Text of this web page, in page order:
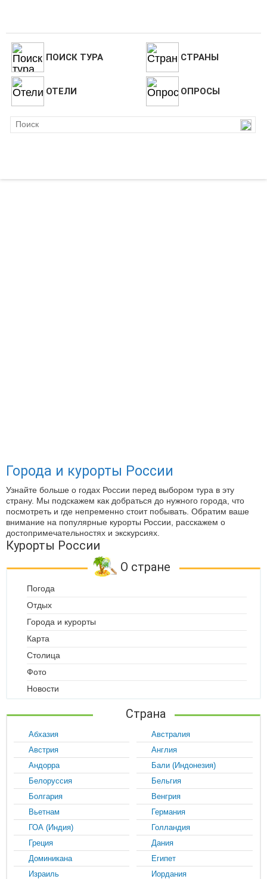
ПОИСК ТУРА СТРАНЫ
ОТЕЛИ ОПРОСЫ
Города и курорты России
Узнайте больше о годах России перед выбором тура в эту
страну. Мы подскажем как добраться до нужного города, что
посмотреть и где непременно стоит побывать. Обратим ваше
внимание на популярные курорты России, расскажем о
достопримечательностях и экскурсиях.
Курорты России
О стране
Погода
Отдых
Города и курорты
Карта
Столица
Фото
Новости
Страна
Абхазия
Австралия
Австрия
Англия
Андорра
Бали (Индонезия)
Белоруссия
Бельгия
Болгария
Венгрия
Вьетнам
Германия
ГОА (Индия)
Голландия
Греция
Дания
Доминикана
Египет
Израиль
Иордания